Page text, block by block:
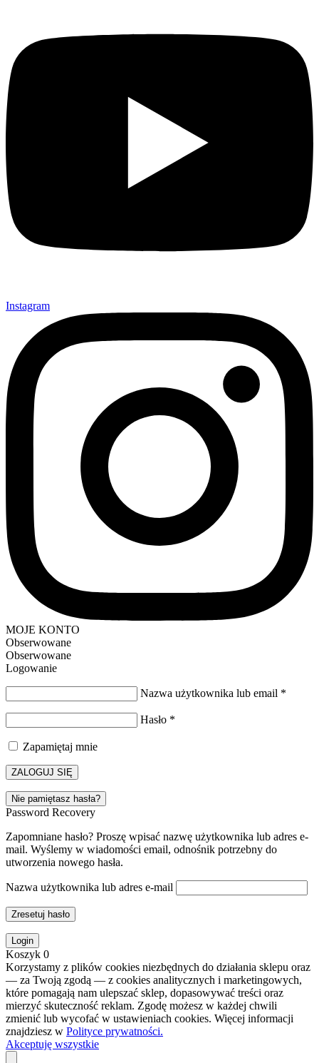
Instagram
MOJE KONTO
Obserwowane
Obserwowane
Logowanie
Nazwa użytkownika lub email *
Hasło *
Zapamiętaj mnie
ZALOGUJ SIĘ
Nie pamiętasz hasła?
Password Recovery
Zapomniane hasło? Proszę wpisać nazwę użytkownika lub adres e-
mail. Wyślemy w wiadomości email, odnośnik potrzebny do
utworzenia nowego hasła.
Nazwa użytkownika lub adres e-mail
Zresetuj hasło
Login
Koszyk 0
Korzystamy z plików cookies niezbędnych do działania sklepu oraz
— za Twoją zgodą — z cookies analitycznych i marketingowych,
które pomagają nam ulepszać sklep, dopasowywać treści oraz
mierzyć skuteczność reklam. Zgodę możesz w każdej chwili
zmienić lub wycofać w ustawieniach cookies. Więcej informacji
znajdziesz w Polityce prywatności.
Akceptuję wszystkie